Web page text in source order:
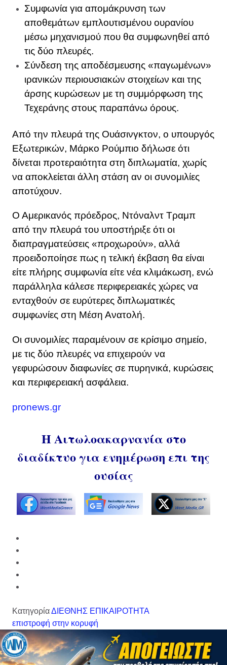
Συμφωνία για απομάκρυνση των
αποθεμάτων εμπλουτισμένου ουρανίου
μέσω μηχανισμού που θα συμφωνηθεί από
τις δύο πλευρές.
Σύνδεση της αποδέσμευσης «παγωμένων»
ιρανικών περιουσιακών στοιχείων και της
άρσης κυρώσεων με τη συμμόρφωση της
Τεχεράνης στους παραπάνω όρους.
Από την πλευρά της Ουάσινγκτον, ο υπουργός
Εξωτερικών, Μάρκο Ρούμπιο δήλωσε ότι
δίνεται προτεραιότητα στη διπλωματία, χωρίς
να αποκλείεται άλλη στάση αν οι συνομιλίες
αποτύχουν.
Ο Αμερικανός πρόεδρος, Ντόναλντ Τραμπ
από την πλευρά του υποστήριξε ότι οι
διαπραγματεύσεις «προχωρούν», αλλά
προειδοποίησε πως η τελική έκβαση θα είναι
είτε πλήρης συμφωνία είτε νέα κλιμάκωση, ενώ
παράλληλα κάλεσε περιφερειακές χώρες να
ενταχθούν σε ευρύτερες διπλωματικές
συμφωνίες στη Μέση Ανατολή.
Οι συνομιλίες παραμένουν σε κρίσιμο σημείο,
με τις δύο πλευρές να επιχειρούν να
γεφυρώσουν διαφωνίες σε πυρηνικά, κυρώσεις
και περιφερειακή ασφάλεια.
pronews.gr
Η Αιτωλοακαρνανία στο
διαδίκτυο για ενημέρωση επι της
ουσίας
ΚατηγορίαΔΙΕΘΝΗΣ ΕΠΙΚΑΙΡΟΤΗΤΑ
επιστροφή στην κορυφή